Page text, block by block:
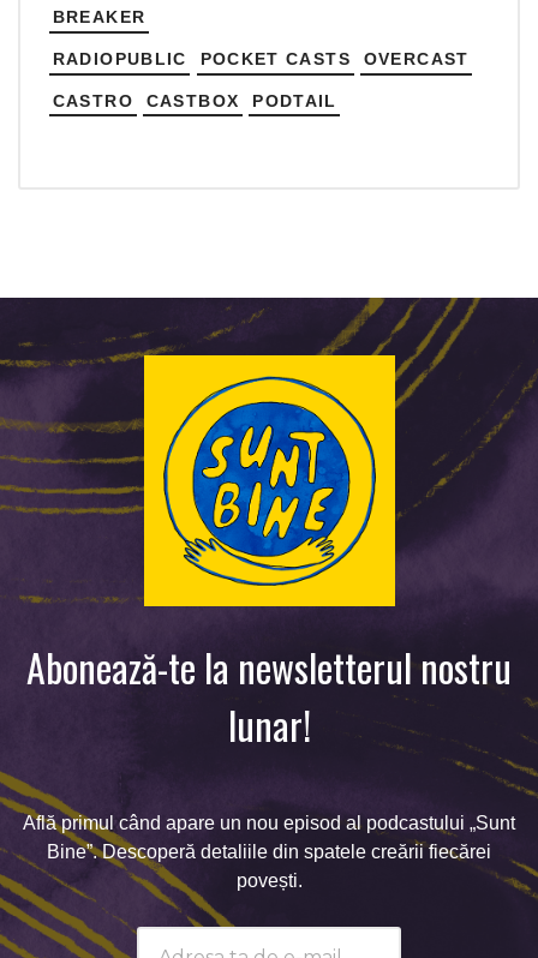
BREAKER
RADIOPUBLIC POCKET CASTS OVERCAST
CASTRO CASTBOX PODTAIL
Abonează-te la newsletterul nostru
lunar!
Află primul când apare un nou episod al podcastului „Sunt
Bine”. Descoperă detaliile din spatele creării fiecărei
povești.
Subscribtion